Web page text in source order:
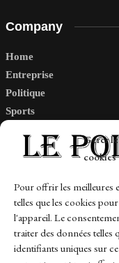
Gérer
cookies
Pour offrir les meilleures
telles que les cookies
l'appareil. Le
traiter des données telles
identifiants uniques sur
Company
Home
Entreprise
Politique
Sports
Links
Contact